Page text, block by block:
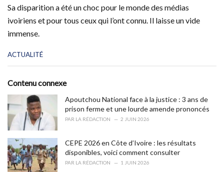
Sa disparition a été un choc pour le monde des médias
ivoiriens et pour tous ceux qui l’ont connu. Il laisse un vide
immense.
C
e
r
e
:
ACTUALITÉ
Contenu connexe
Apoutchou National face à la justice : 3 ans de
prison ferme et une lourde amende prononcés
PAR LA RÉDACTION 2 JUIN 2026
CEPE 2026 en Côte d’Ivoire : les résultats
disponibles, voici comment consulter
PAR LA RÉDACTION 1 JUIN 2026